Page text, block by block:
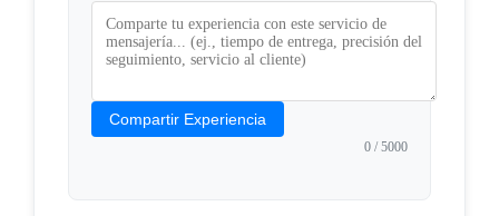
Compartir Experiencia
0 / 5000